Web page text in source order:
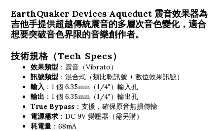
EarthQuaker Devices Aqueduct 震音效果器為
吉他手提供超越傳統震音的多層次音色變化，適合
想要突破音色界限的音樂創作者。
技術規格（Tech Specs）
效果類型 ：震音（Vibrato）
訊號類型 ：混合式（類比乾訊號 + 數位效果訊號）
輸入 ：1 個 6.35mm（1/4"）輸入孔
輸出 ：1 個 6.35mm（1/4"）輸出孔
True Bypass ：支援，確保原音無損傳輸
電源需求 ：DC 9V 變壓器（需另購）
耗電量 ：68mA